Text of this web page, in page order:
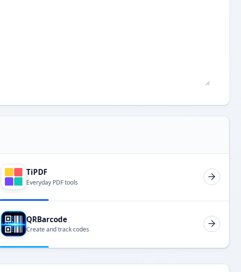
TiPDF
Everyday PDF tools
QRBarcode
Create and track codes